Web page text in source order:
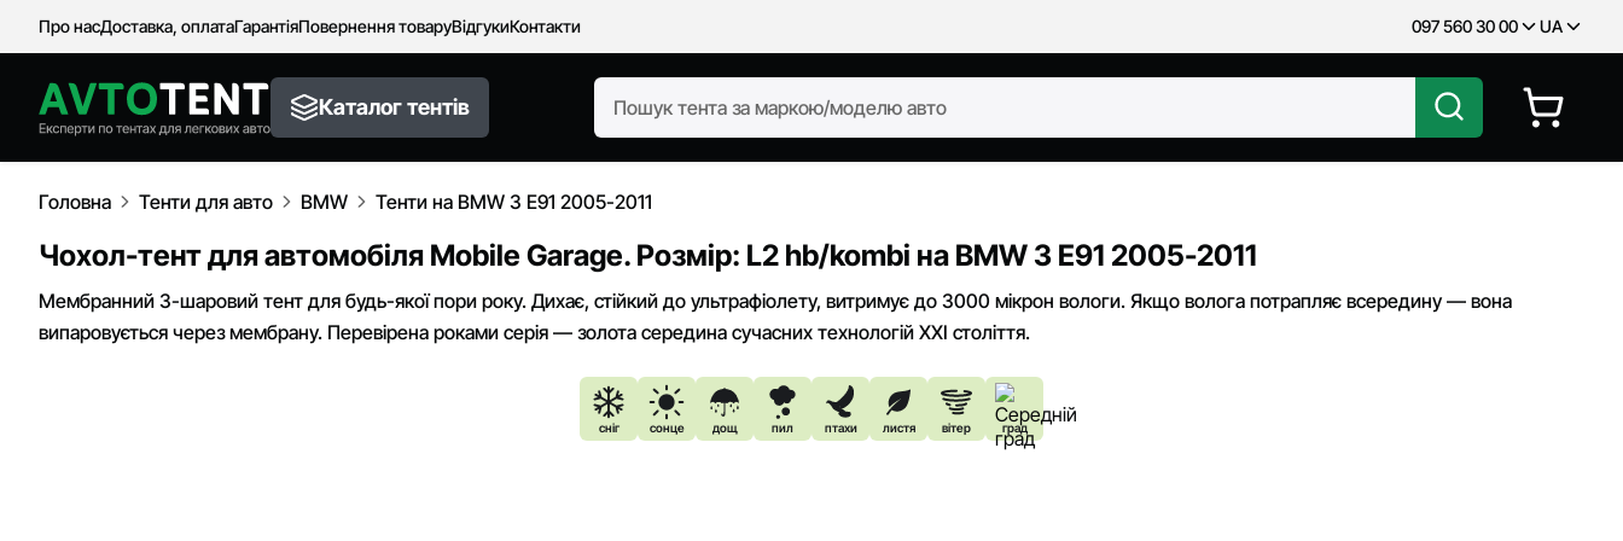
Про насДоставка, оплатаГарантіяПовернення товаруВідгукиКонтакти 097 560 30 00 UA
Каталог тентів
Головна Тенти для авто BMW Тенти на BMW 3 E91 2005-2011
Чохол-тент для автомобіля Mobile Garage. Розмір: L2 hb/kombi на BMW 3 E91 2005-2011
Мембранний 3-шаровий тент для будь-якої пори року. Дихає, стійкий до ультрафіолету, витримує до 3000 мікрон вологи. Якщо волога потрапляє всередину — вона
випаровується через мембрану. Перевірена роками серія — золота середина сучасних технологій XXI століття.
сніг сонце дощ пил птахи листя вітер град